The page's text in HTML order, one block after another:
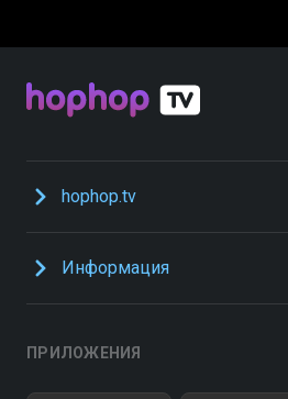
hophop.tv
Информация
ПРИЛОЖЕНИЯ